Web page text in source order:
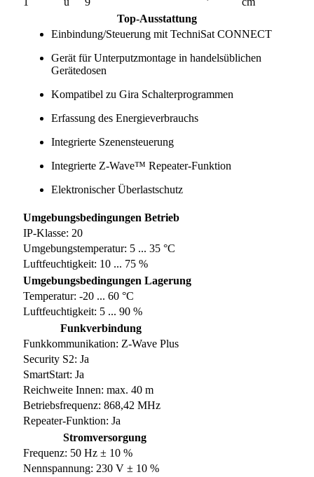
Top-Ausstattung
Einbindung/Steuerung mit TechniSat CONNECT
Gerät für Unterputzmontage in handelsüblichen
Gerätedosen
Kompatibel zu Gira Schalterprogrammen
Erfassung des Energieverbrauchs
Integrierte Szenensteuerung
Integrierte Z-Wave™ Repeater-Funktion
Elektronischer Überlastschutz
Umgebungsbedingungen Betrieb
IP-Klasse: 20
Umgebungstemperatur: 5 ... 35 °C
Luftfeuchtigkeit: 10 ... 75 %
Umgebungsbedingungen Lagerung
Temperatur: -20 ... 60 °C
Luftfeuchtigkeit: 5 ... 90 %
Funkverbindung
Funkkommunikation: Z-Wave Plus
Security S2: Ja
SmartStart: Ja
Reichweite Innen: max. 40 m
Betriebsfrequenz: 868,42 MHz
Repeater-Funktion: Ja
Stromversorgung
Frequenz: 50 Hz ± 10 %
Nennspannung: 230 V ± 10 %